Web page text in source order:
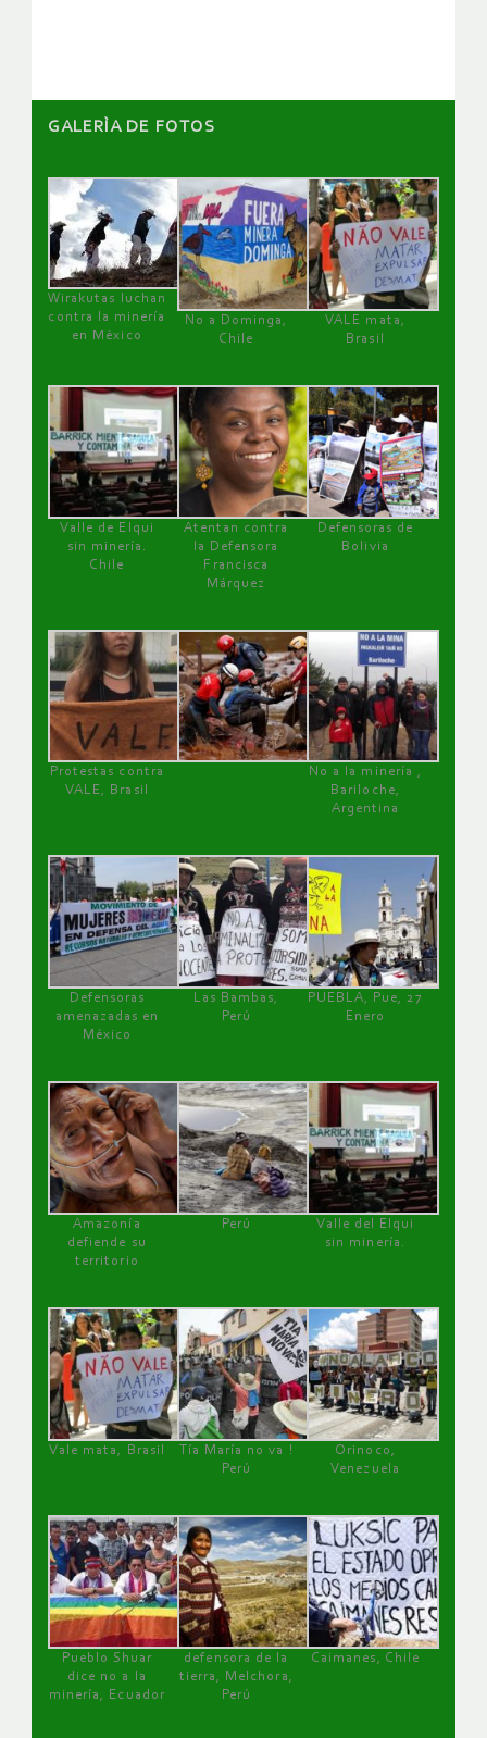
GALERÌA DE FOTOS
Wirakutas luchan
contra la minería
en México
No a Dominga,
Chile
VALE mata,
Brasil
Valle de Elqui
sin minería.
Chile
Atentan contra
la Defensora
Francisca
Márquez
Defensoras de
Bolivia
Protestas contra
VALE, Brasil
No a la minería ,
Bariloche,
Argentina
Defensoras
amenazadas en
México
Las Bambas,
Perú
PUEBLA, Pue, 27
Enero
Amazonía
defiende su
territorio
Perú
Valle del Elqui
sin minería.
Vale mata, Brasil
Tía María no va !
Perú
Orinoco,
Venezuela
Pueblo Shuar
dice no a la
minería, Ecuador
defensora de la
tierra, Melchora,
Perú
Caimanes, Chile